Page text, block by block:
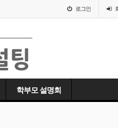
로그인
학부모 설명회